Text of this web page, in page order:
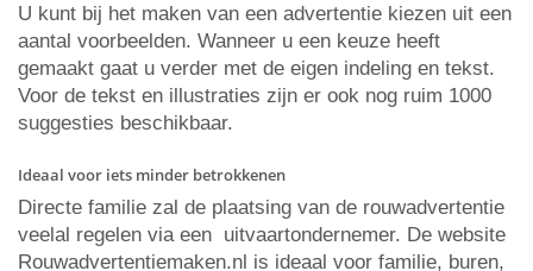
U kunt bij het maken van een advertentie kiezen uit een
aantal voorbeelden. Wanneer u een keuze heeft
gemaakt gaat u verder met de eigen indeling en tekst.
Voor de tekst en illustraties zijn er ook nog ruim 1000
suggesties beschikbaar.
Ideaal voor iets minder betrokkenen
Directe familie zal de plaatsing van de rouwadvertentie
veelal regelen via een uitvaartondernemer. De website
Rouwadvertentiemaken.nl is ideaal voor familie, buren,